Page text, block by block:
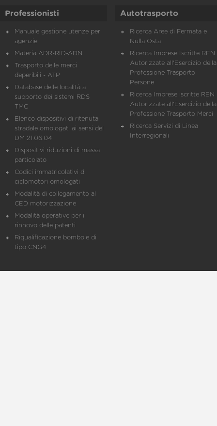
Professionisti
Manuale gestione utenze per
agenzie
Materia ADR-RID-ADN
Trasporto delle merci
deperibili - ATP
Database delle località a
supporto dei sistemi RDS
TMC
Elenco dispositivi di ritenuta
stradale omologati ai sensi del
DM 21.06.04
Dispositivi riduzioni di massa
particolato
Codici immatricolativi di
ciclomotori omologati
Modalità di collegamento al
CED motorizzazione
Modalità operative per il
rinnovo delle patenti
Riqualificazione bombole di
tipo CNG4
Autotrasporto
Ricerca Aree di Fermata e
Nulla Osta
Ricerca Imprese Iscritte REN
Autorizzate all'Esercizio della
Professione Trasporto
Persone
Ricerca Imprese iscritte REN
Autorizzate all'Esercizio della
Professione Trasporto Merci
Ricerca Servizi di Linea
Interregionali